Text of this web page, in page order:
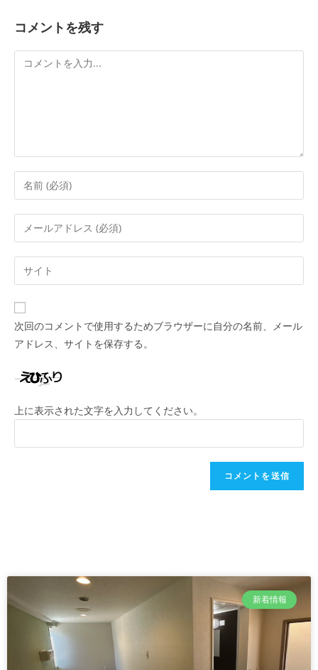
コメントを残す
次回のコメントで使用するためブラウザーに自分の名前、メール
アドレス、サイトを保存する。
上に表示された文字を入力してください。
新着情報